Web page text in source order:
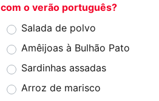
com o verão português?
Salada de polvo
Amêijoas à Bulhão Pato
Sardinhas assadas
Arroz de marisco